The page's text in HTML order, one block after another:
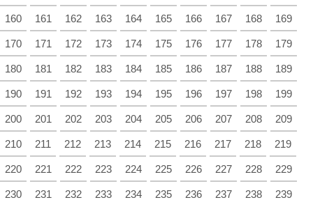
160 161 162 163 164 165 166 167 168 169
170 171 172 173 174 175 176 177 178 179
180 181 182 183 184 185 186 187 188 189
190 191 192 193 194 195 196 197 198 199
200 201 202 203 204 205 206 207 208 209
210 211 212 213 214 215 216 217 218 219
220 221 222 223 224 225 226 227 228 229
230 231 232 233 234 235 236 237 238 239